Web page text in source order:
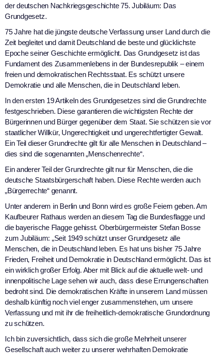
der deutschen Nachkriegsgeschichte 75. Jubiläum: Das
Grundgesetz.
75 Jahre hat die jüngste deutsche Verfassung unser Land durch die
Zeit begleitet und damit Deutschland die beste und glücklichste
Epoche seiner Geschichte ermöglicht. Das Grundgesetz ist das
Fundament des Zusammenlebens in der Bundesrepublik – einem
freien und demokratischen Rechtsstaat. Es schützt unsere
Demokratie und alle Menschen, die in Deutschland leben.
In den ersten 19 Artikeln des Grundgesetzes sind die Grundrechte
festgeschrieben. Diese garantieren die wichtigsten Rechte der
Bürgerinnen und Bürger gegenüber dem Staat. Sie schützen sie vor
staatlicher Willkür, Ungerechtigkeit und ungerechtfertigter Gewalt.
Ein Teil dieser Grundrechte gilt für alle Menschen in Deutschland –
dies sind die sogenannten „Menschenrechte“.
Ein anderer Teil der Grundrechte gilt nur für Menschen, die die
deutsche Staatsbürgerschaft haben. Diese Rechte werden auch
„Bürgerrechte“ genannt.
Unter anderem in Berlin und Bonn wird es große Feiern geben. Am
Kaufbeurer Rathaus werden an diesem Tag die Bundesflagge und
die bayerische Flagge gehisst. Oberbürgermeister Stefan Bosse
zum Jubiläum: „Seit 1949 schützt unser Grundgesetz alle
Menschen, die in Deutschland leben. Es hat uns bisher 75 Jahre
Frieden, Freiheit und Demokratie in Deutschland ermöglicht. Das ist
ein wirklich großer Erfolg. Aber mit Blick auf die aktuelle welt- und
innenpolitische Lage sehen wir auch, dass diese Errungenschaften
bedroht sind. Die demokratischen Kräfte in unserem Land müssen
deshalb künftig noch viel enger zusammenstehen, um unsere
Verfassung und mit ihr die freiheitlich-demokratische Grundordnung
zu schützen.
Ich bin zuversichtlich, dass sich die große Mehrheit unserer
Gesellschaft auch weiter zu unserer wehrhaften Demokratie